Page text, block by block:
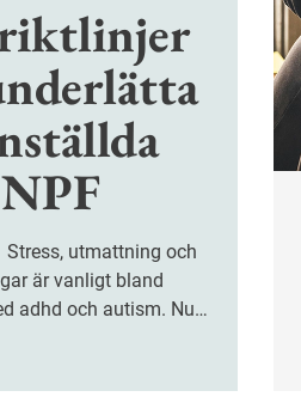
är vanligt bland
adhd och autism. Nu
att skapa ett mer